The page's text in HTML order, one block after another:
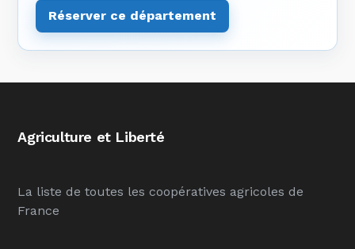
Réserver ce département
Agriculture et Liberté
La liste de toutes les coopératives agricoles de
France